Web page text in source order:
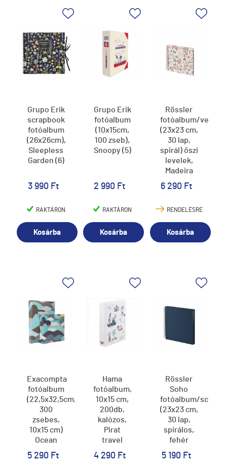
Grupo Erik
scrapbook
fotóalbum
(26x26cm),
Sleepless
Garden (6)
3 990 Ft
RAKTÁRON
Kosárba
Grupo Erik
fotóalbum
(10x15cm,
100 zseb),
Snoopy (5)
2 990 Ft
RAKTÁRON
Kosárba
Rössler
fotóalbum/
(23x23 cm,
30 lap,
spirál) őszi
levelek,
Madeira
(5)
6 290 Ft
RENDELÉSRE
Kosárba
Exacompta
fotóalbum
(22,5x32,5cm,
300
zsebes,
10x15 cm)
Ocean
5 290 Ft
Hama
fotóalbum,
10x15 cm,
200db,
kalózos,
Pirat
travel
4 290 Ft
Rössler
Soho
fotóalbum/
(23x23 cm,
30 lap,
spirálos,
fehér
lapok)
navy/kék
5 190 Ft